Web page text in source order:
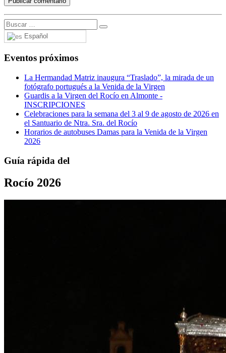
Español
Eventos próximos
La Hermandad Matriz inaugura “Traslado”, la mirada de un
fotógrafo portugués a la Venida de la Virgen
Guardis a la Virgen del Rocío en Almonte -
INSCRIPCIONES
Celebraciones para la semana del 3 al 9 de agosto de 2026 en
el Santuario de Ntra. Sra. del Rocío
Horarios de autobuses Damas para la Venida de la Virgen
2026
Guía rápida del
Rocío 2026